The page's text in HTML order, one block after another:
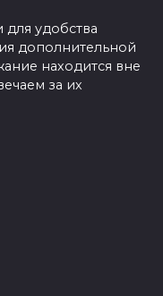
удобства
дополнительной
находится вне
за их